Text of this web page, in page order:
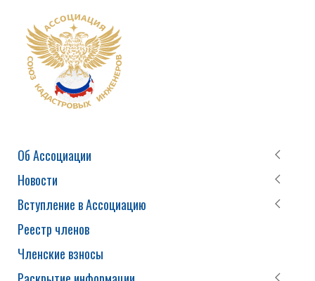
Об Ассоциации
Новости
Вступление в Ассоциацию
Реестр членов
Членские взносы